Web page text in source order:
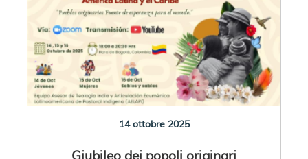
14 ottobre 2025
Giubileo dei popoli originari